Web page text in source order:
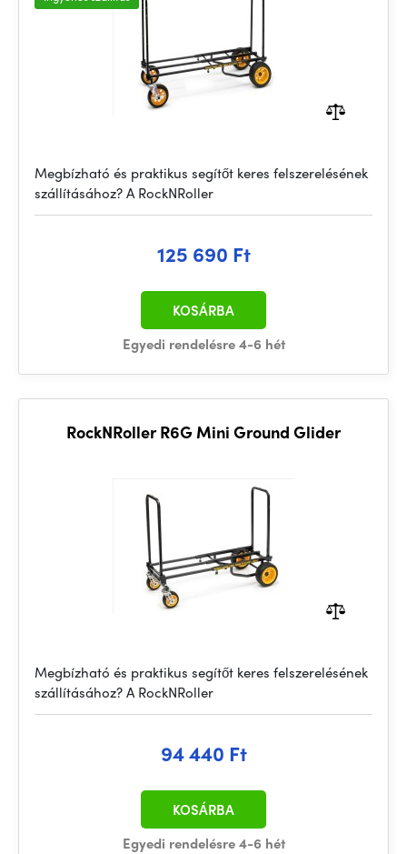
Megbízható és praktikus segítőt keres felszerelésének
szállításához? A RockNRoller
125 690 Ft
Egyedi rendelésre 4-6 hét
KOSÁRBA
RockNRoller R6G Mini Ground Glider
Megbízható és praktikus segítőt keres felszerelésének
szállításához? A RockNRoller
94 440 Ft
Egyedi rendelésre 4-6 hét
KOSÁRBA